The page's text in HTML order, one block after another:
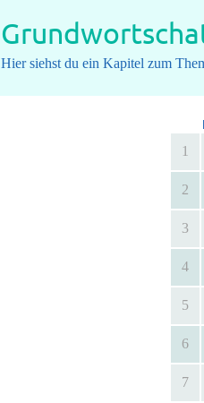
Hier siehst du ein Kapitel zum
1
2
3
4
5
6
7